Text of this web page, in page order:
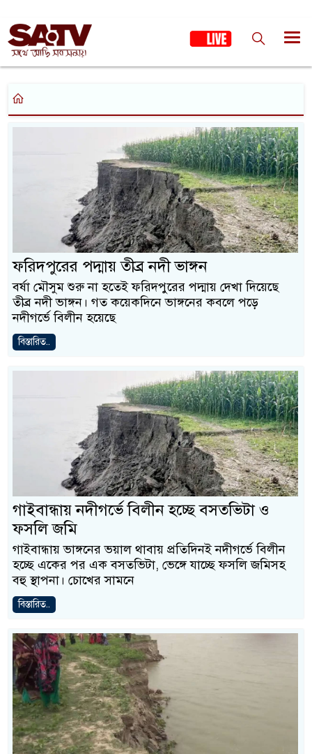
ফরিদপুরের পদ্মায় তীব্র নদী ভাঙ্গন
বর্ষা মৌসুম শুরু না হতেই ফরিদপুরের পদ্মায় দেখা দিয়েছে
তীব্র নদী ভাঙ্গন। গত কয়েকদিনে ভাঙ্গনের কবলে পড়ে
নদীগর্ভে বিলীন হয়েছে
বিস্তারিত..
গাইবান্ধায় নদীগর্ভে বিলীন হচ্ছে বসতভিটা ও
ফসলি জমি
গাইবান্ধায় ভাঙ্গনের ভয়াল থাবায় প্রতিদিনই নদীগর্ভে বিলীন
হচ্ছে একের পর এক বসতভিটা, ভেঙ্গে যাচ্ছে ফসলি জমিসহ
বহু স্থাপনা। চোখের সামনে
বিস্তারিত..